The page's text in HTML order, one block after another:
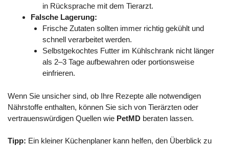
in Rücksprache mit dem Tierarzt.
Falsche Lagerung:
Frische Zutaten sollten immer richtig gekühlt und
schnell verarbeitet werden.
Selbstgekochtes Futter im Kühlschrank nicht länger
als 2–3 Tage aufbewahren oder portionsweise
einfrieren.
Wenn Sie unsicher sind, ob Ihre Rezepte alle notwendigen
Nährstoffe enthalten, können Sie sich von Tierärzten oder
vertrauenswürdigen Quellen wie PetMD beraten lassen.
Tipp: Ein kleiner Küchenplaner kann helfen, den Überblick zu